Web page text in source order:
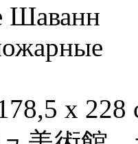
Шаванн
х 228